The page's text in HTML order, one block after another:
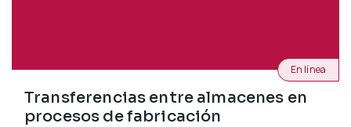
Transferencias entre almacenes en
procesos de fabricación
En línea